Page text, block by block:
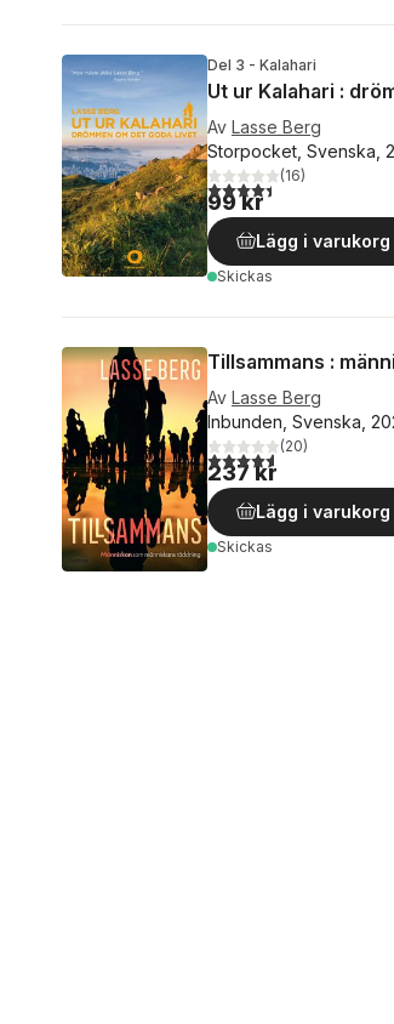
Del 3 - Kalahari
Ut ur Kalahari :
Av Lasse Berg
Storpocket, Svenska,
4,4utav 5 stjärnor.
(16)
99 kr
Lägg i varukorg
Skickas
Tillsammans :
Av Lasse Berg
Inbunden, Svenska,
4,6utav 5 stjärnor.
(20)
237 kr
Lägg i varukorg
Skickas